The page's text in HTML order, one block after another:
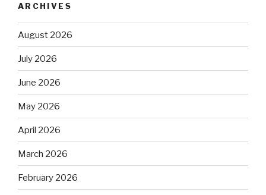
ARCHIVES
August 2026
July 2026
June 2026
May 2026
April 2026
March 2026
February 2026